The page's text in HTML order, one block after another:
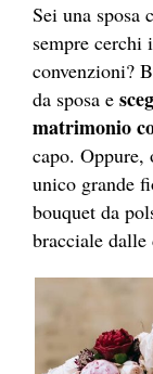
Sei una sposa
sempre cerchi
convenzioni?
da sposa e
matrimonio
capo. Oppure,
unico grande
bouquet da
bracciale dalle